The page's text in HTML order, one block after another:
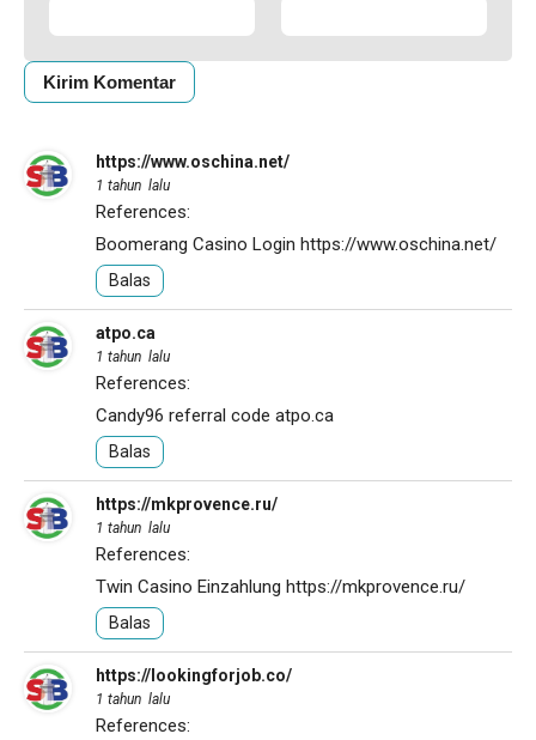
https://www.oschina.net/
1 tahun lalu
References:
Boomerang Casino Login https://www.oschina.net/
Balas
atpo.ca
1 tahun lalu
References:
Candy96 referral code atpo.ca
Balas
https://mkprovence.ru/
1 tahun lalu
References:
Twin Casino Einzahlung https://mkprovence.ru/
Balas
https://lookingforjob.co/
1 tahun lalu
References: